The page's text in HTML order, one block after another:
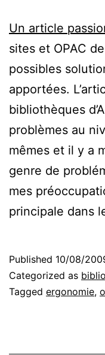
Un article
sites et OPAC
possibles
apportées.
bibliothèques
problèmes au
mêmes et il y a
genre de
mes
principale dans
Published 10/08/
Categorized as
Tagged ergonomie,